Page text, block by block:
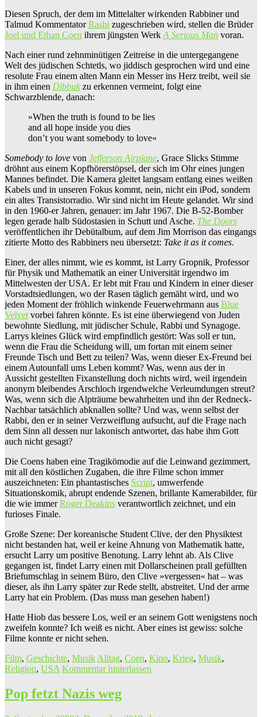
Diesen Spruch, der dem im Mittelalter wirkenden Rabbiner und
Talmud KommentatorRashi zugeschrieben wird, stellen die Brüder
Joel und Ethan Coen ihrem jüngsten Werk A Serious Man voran.
Nach einer rund zehnminütigen Zeitreise in die untergegangene
Welt des jüdischen Schtetls, wo jiddisch gesprochen wird und eine
resolute Frau einem alten Mann ein Messer ins Herz treibt, weil sie
in ihm einen Dibbuk zu erkennen vermeint, folgt eine
Schwarzblende, danach:
»When the truth is found to be lies
and all hope inside you dies
don’t you want somebody to love«
Somebody to love von Jefferson Airplane, Grace Slicks Stimme
dröhnt aus einem Kopfhörerstöpsel, der sich im Ohr eines jungen
Mannes befindet. Die Kamera gleitet langsam entlang eines weißen
Kabels und in unseren Fokus kommt, nein, nicht ein iPod, sondern
ein altes Transistorradio. Wir sind nicht im Heute gelandet. Wir sind
in den 1960-er Jahren, genauer: im Jahr 1967. Die B-52-Bomber
legen gerade halb Südostasien in Schutt und Asche. The Doors
veröffentlichen ihr Debütalbum, auf dem Jim Morrison das eingangs
zitierte Motto des Rabbiners neu übersetzt: Take it as it comes.
Einer, der alles nimmt, wie es kommt, ist Larry Gropnik, Professor
für Physik und Mathematik an einer Universität irgendwo im
Mittelwesten der USA. Er lebt mit Frau und Kindern in einer dieser
Vorstadtsiedlungen, wo der Rasen täglich gemäht wird, und wo
jeden Moment der fröhlich winkende Feuerwehrmann aus Blue
Velvet vorbei fahren könnte. Es ist eine überwiegend von Juden
bewohnte Siedlung, mit jüdischer Schule, Rabbi und Synagoge.
Larrys kleines Glück wird empfindlich gestört: Was soll er tun,
wenn die Frau die Scheidung will, um fortan mit einem seiner
Freunde Tisch und Bett zu teilen? Was, wenn dieser Ex-Freund bei
einem Autounfall ums Leben kommt? Was, wenn aus der in
Aussicht gestellten Fixanstellung doch nichts wird, weil irgendein
anonym bleibendes Arschloch irgendwelche Verleumdungen streut?
Was, wenn sich die Alpträume bewahrheiten und ihn der Redneck-
Nachbar tatsächlich abknallen sollte? Und was, wenn selbst der
Rabbi, den er in seiner Verzweiflung aufsucht, auf die Frage nach
dem Sinn all dessen nur lakonisch antwortet, das habe ihm Gott
auch nicht gesagt?
Die Coens haben eine Tragikömodie auf die Leinwand gezimmert,
mit all den köstlichen Zugaben, die ihre Filme schon immer
auszeichneten: Ein phantastisches Script, umwerfende
Situationskomik, abrupt endende Szenen, brillante Kamerabilder, für
die wie immerRoger Deakins verantwortlich zeichnet, und ein
furioses Finale.
Große Szene: Der koreanische Student Clive, der den Physiktest
nicht bestanden hat, weil er keine Ahnung von Mathematik hatte,
ersucht Larry um positive Benotung. Larry lehnt ab. Als Clive
gegangen ist, findet Larry einen mit Dollarscheinen prall gefüllten
Briefumschlag in seinem Büro, den Clive »vergessen« hat – was
dieser, als ihn Larry später zur Rede stellt, abstreitet. Und der arme
Larry hat ein Problem. (Das muss man gesehen haben!)
Hatte Hiob das bessere Los, weil er an seinem Gott wenigstens noch
zweifeln konnte? Ich weiß es nicht. Aber eines ist gewiss: solche
Filme konnte er nicht sehen.
Film, Geschichte, Musik Alltag, Coen, Kino, Krieg, Musik,
Religion, USA Kommentar hinterlassen
Pop fetzt Nazis weg